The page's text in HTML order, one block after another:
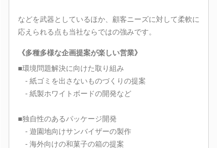
などを武器としているほか、顧客ニーズに対して柔軟に
応えられる点も当社ならではの強みです。
《多種多様な企画提案が楽しい営業》
■環境問題解決に向けた取り組み
- 紙ゴミを出さないものづくりの提案
- 紙製ホワイトボードの開発など
■独自性のあるパッケージ開発
- 遊園地向けサンバイザーの製作
- 海外向けの和菓子の箱の提案